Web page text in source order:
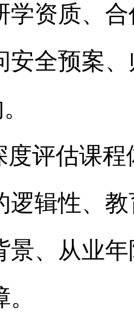
学资质、
安全预案
度评估课
逻辑性、
景、从业